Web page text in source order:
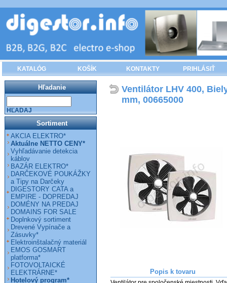
KATALÓG KOŠÍK KONTAKTY PRIHLÁSIŤ
Ventilátor LHV 400,
mm, 00665000
Popis k tovaru
Hľadanie
HĽADAJ
Sortiment
AKCIA ELEKTRO*
Aktuálne NETTO CENY*
Vyhľadávanie detekcia
káblov
BAZÁR ELEKTRO*
DARČEKOVÉ POUKÁŽKY
a Tipy na Darčeky
DIGESTORY CATA a
EMPIRE - DOPREDAJ
DOMÉNY NA PREDAJ
DOMAINS FOR SALE
Doplnkový sortiment
Drevené Vypínače a
Zásuvky*
Elektroinštalačný materiál
EMOS GOSMART
platforma*
FOTOVOLTAICKÉ
ELEKTRÁRNE*
Hotelový program*